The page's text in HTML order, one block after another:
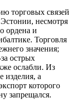
торговых связей
несмотря
ордена и
Торговля
значения;
острых
ослабли. Из
изделия, а
которого
запрещался.